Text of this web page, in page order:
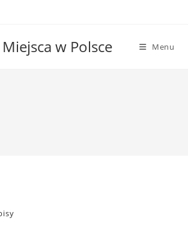
w Polsce Menu